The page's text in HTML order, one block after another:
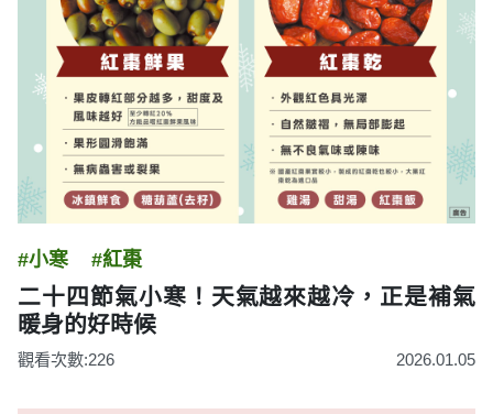
#小寒 #紅棗
二十四節氣小寒！天氣越來越冷，正是補氣
暖身的好時候
觀看次數:226 2026.01.05